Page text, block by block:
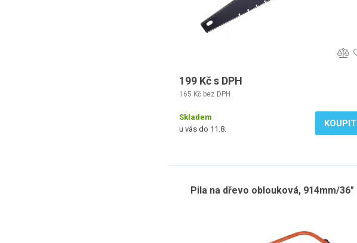
199 Kč s DPH
165 Kč bez DPH
Skladem
u vás do 11.8.
KOUPIT
Pila na dřevo oblouková, 914mm/36"